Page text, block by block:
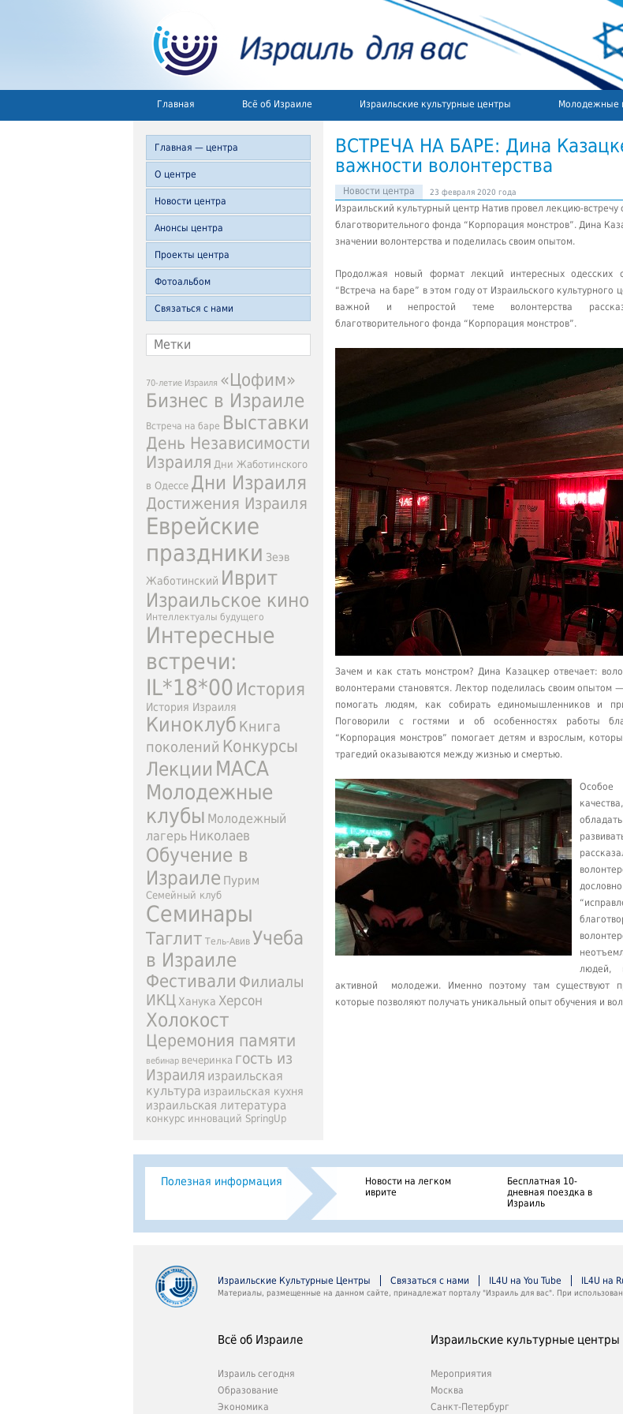
Главная Всё об Израиле Израильские культурные центры Молодежные
Главная — центра
О центре
Новости центра
Анонсы центра
Проекты центра
Фотоальбом
Связаться с нами
Метки
70-летие Израиля «Цофим»
Бизнес в Израиле
Встреча на баре Выставки
День Независимости
Израиля Дни Жаботинского
в Одессе Дни Израиля
Достижения Израиля
Еврейские
праздники Зеэв
Жаботинский Иврит
Израильское кино
Интеллектуалы будущего
Интересные
встречи:
IL*18*00 История
История Израиля
Киноклуб Книга
поколений Конкурсы
Лекции МАСА
Молодежные
клубы Молодежный
лагерь Николаев
Обучение в
Израиле Пурим
Семейный клуб
Семинары
Таглит Тель-Авив Учеба
в Израиле
Фестивали Филиалы
ИКЦ Ханука Херсон
Холокост
Церемония памяти
вебинар вечеринка гость из
Израиля израильская
культура израильская кухня
израильская литература
конкурс инноваций SpringUp
ВСТРЕЧА НА БАРЕ: Дина
важности волонтерства
Новости центра 23 февраля 2020 года
Израильский культурный центр Натив провел лекцию-встречу
благотворительного фонда “Корпорация монстров”. Дина
значении волонтерства и поделилась своим опытом.
Продолжая новый формат лекций интересных одесских
“Встреча на баре” в этом году от Израильского культурного
важной и непростой теме волонтерства
благотворительного фонда “Корпорация монстров”.
Зачем и как стать монстром? Дина Казацкер отвечает:
волонтерами становятся. Лектор поделилась своим опытом
помогать людям, как собирать единомышленников и
Поговорили с гостями и об особенностях работы
“Корпорация монстров” помогает детям и взрослым,
трагедий оказываются между жизнью и смертью.
Особое
людей,
активной молодежи. Именно поэтому там существуют
которые позволяют получать уникальный опыт обучения и
Полезная информация
Новости на легком
иврите
Бесплатная 10-
дневная поездка в
Израиль
Израильские Культурные Центры Связаться с нами IL4U на You Tube IL4U на
Материалы, размещенные на данном сайте, принадлежат порталу "Израиль для вас". При
Всё об Израиле
Израиль сегодня
Образование
Экономика
Израильские культурные центры
Мероприятия
Москва
Санкт-Петербург